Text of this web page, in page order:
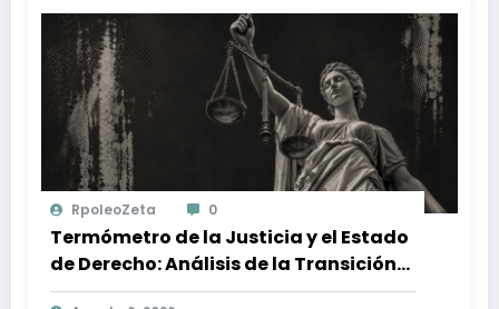
RpoleoZeta 0
Termómetro de la Justicia y el Estado
de Derecho: Análisis de la Transición
Democrática en Venezuela